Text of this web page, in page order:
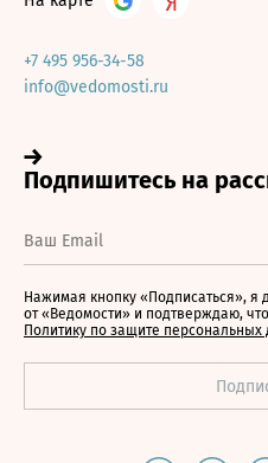
+7 495 956-34-58
info@vedomosti.ru
Нажимая кнопку «Подписаться», я
от «Ведомости» и подтверждаю,
Политику по защите персональных